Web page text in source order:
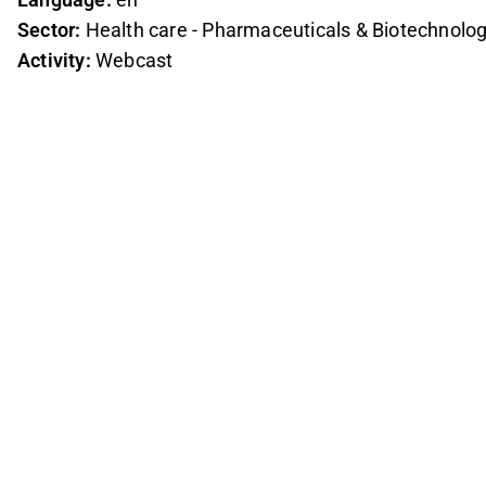
Sector: Health care - Pharmaceuticals &
Activity: Webcast